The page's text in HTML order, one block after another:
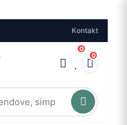
Kontakt
0
0